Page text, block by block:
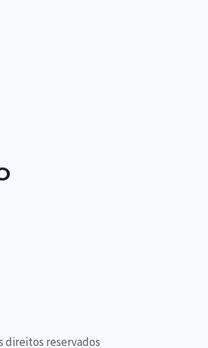
direitos reservados